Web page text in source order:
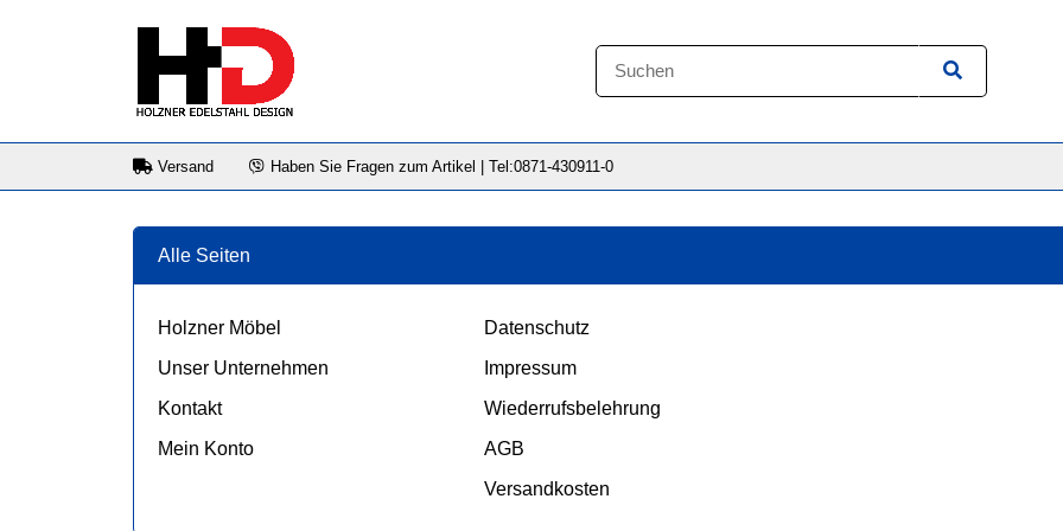
Versand Haben Sie Fragen zum Artikel | Tel:0871-430911-0
Alle Seiten
Holzner Möbel
Unser Unternehmen
Kontakt
Mein Konto
Datenschutz
Impressum
Wiederrufsbelehrung
AGB
Versandkosten